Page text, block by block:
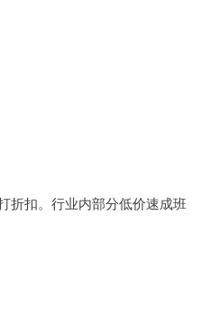
折扣。行业内部分低价速成班